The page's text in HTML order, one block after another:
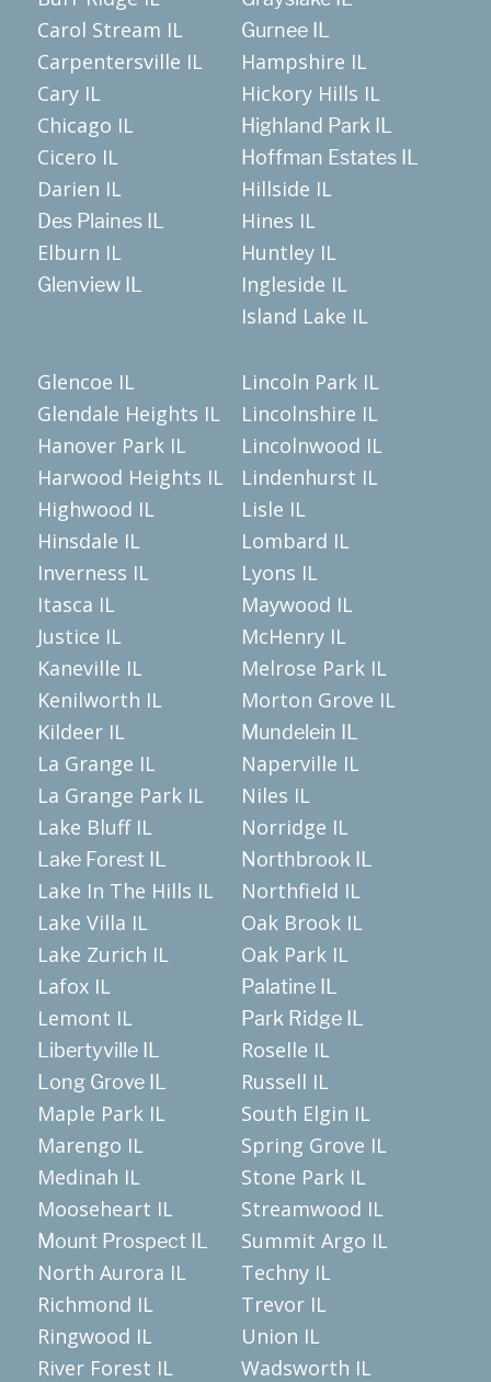
Carol Stream IL
Carpentersville IL
Cary IL
Chicago IL
Cicero IL
Darien IL
Des Plaines IL
Elburn IL
Glenview IL
Gurnee IL
Hampshire IL
Hickory Hills IL
Highland Park IL
Hoffman Estates IL
Hillside IL
Hines IL
Huntley IL
Ingleside IL
Island Lake IL
Glencoe IL
Glendale Heights IL
Hanover Park IL
Harwood Heights IL
Highwood IL
Hinsdale IL
Inverness IL
Itasca IL
Justice IL
Kaneville IL
Kenilworth IL
Kildeer IL
La Grange IL
La Grange Park IL
Lake Bluff IL
Lake Forest IL
Lake In The Hills IL
Lake Villa IL
Lake Zurich IL
Lafox IL
Lemont IL
Libertyville IL
Long Grove IL
Maple Park IL
Marengo IL
Medinah IL
Mooseheart IL
Mount Prospect IL
North Aurora IL
Richmond IL
Ringwood IL
River Forest IL
Lincoln Park IL
Lincolnshire IL
Lincolnwood IL
Lindenhurst IL
Lisle IL
Lombard IL
Lyons IL
Maywood IL
McHenry IL
Melrose Park IL
Morton Grove IL
Mundelein IL
Naperville IL
Niles IL
Norridge IL
Northbrook IL
Northfield IL
Oak Brook IL
Oak Park IL
Palatine IL
Park Ridge IL
Roselle IL
Russell IL
South Elgin IL
Spring Grove IL
Stone Park IL
Streamwood IL
Summit Argo IL
Techny IL
Trevor IL
Union IL
Wadsworth IL